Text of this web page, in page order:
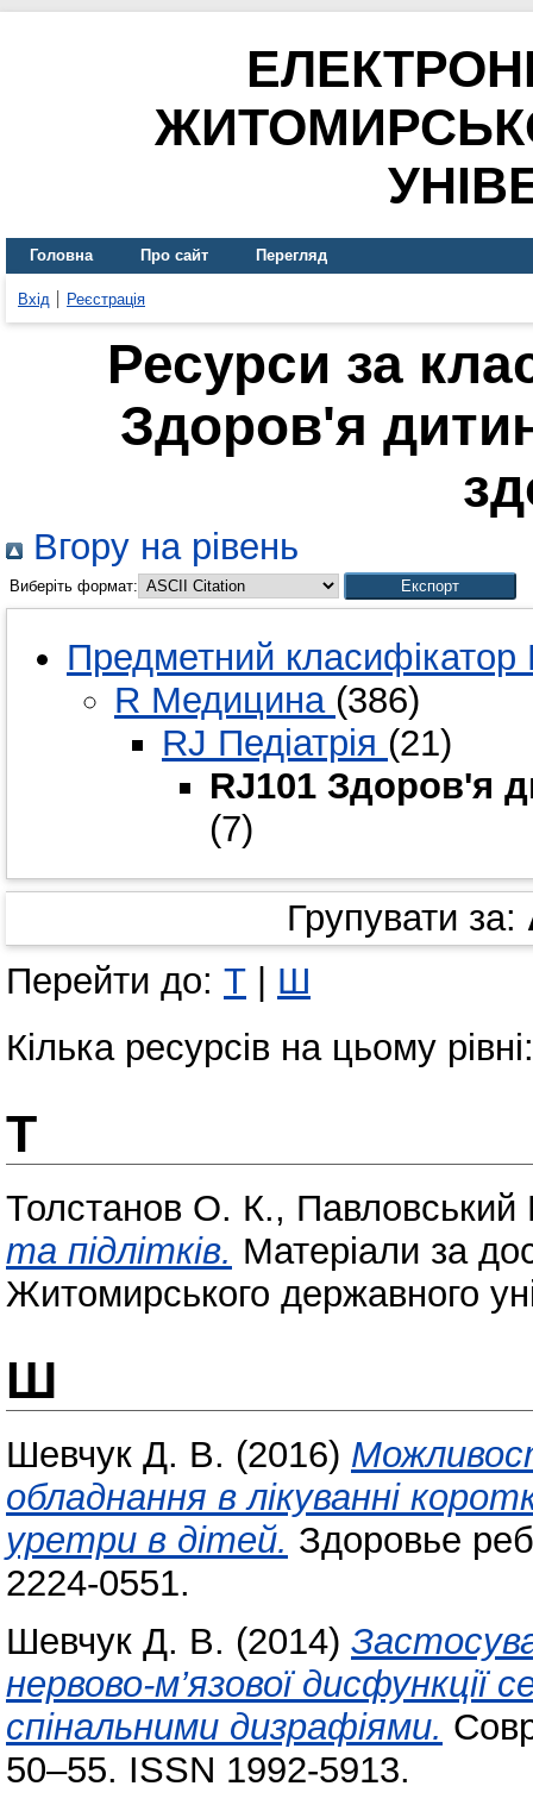
Головна Про сайт Перегляд
Вхід Реєстрація
Ресурси за
Здоров'я
Вгору на рівень
Виберіть формат:
Предметний
R Медицина (386)
RJ Педіатрія (21)
RJ101 Здоров'я
(7)
Групувати за:
Перейти до: Т
Ш
Кілька ресурсів на цьому
Т
Толстанов О. К.,
та підлітків. Матеріали за
Житомирського державного
Ш
Шевчук Д. В. (2016)
обладнання в лікуванні
уретри в дітей. Здоровье
2224-0551.
Шевчук Д. В. (2014)
нервово-м’язової дисфункції
спінальними дизрафіями.
50–55. ISSN 1992-5913.